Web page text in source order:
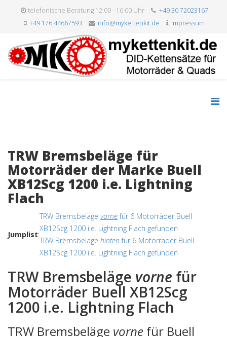
telefonische Beratung 12:00 - 16:00 Uhr
+49 30 72023167
+49 176 44667593
info@mykettenkit.de Impressum
TRW Bremsbeläge für
Motorräder der Marke Buell
XB12Scg 1200 i.e. Lightning
Flach
Jumplist:
TRW Bremsbeläge vornefür 6 Motorräder Buell
XB12Scg 1200 i.e. Lightning Flach gefunden
TRW Bremsbeläge hinten für 6 Motorräder Buell
XB12Scg 1200 i.e. Lightning Flach gefunden
TRW Bremsbeläge vorne für
Motorräder Buell XB12Scg
1200 i.e. Lightning Flach
TRW Bremsbeläge vorne für Buell